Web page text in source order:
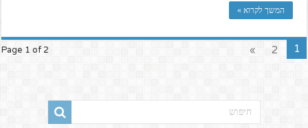
המשך לקרוא »
Page 1 of 2 1
2
»